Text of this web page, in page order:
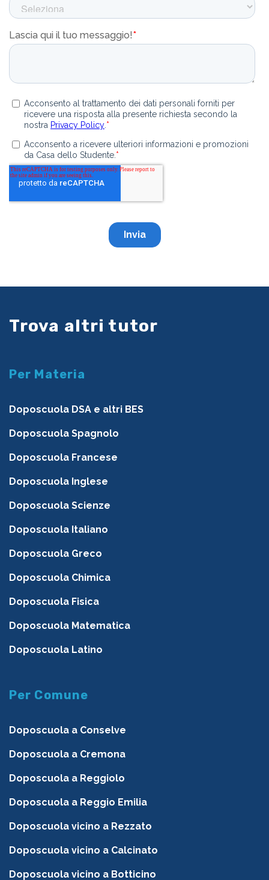
Trova altri tutor
Per Materia
Doposcuola DSA e altri BES
Doposcuola Spagnolo
Doposcuola Francese
Doposcuola Inglese
Doposcuola Scienze
Doposcuola Italiano
Doposcuola Greco
Doposcuola Chimica
Doposcuola Fisica
Doposcuola Matematica
Doposcuola Latino
Per Comune
Doposcuola a Conselve
Doposcuola a Cremona
Doposcuola a Reggiolo
Doposcuola a Reggio Emilia
Doposcuola vicino a Rezzato
Doposcuola vicino a Calcinato
Doposcuola vicino a Botticino